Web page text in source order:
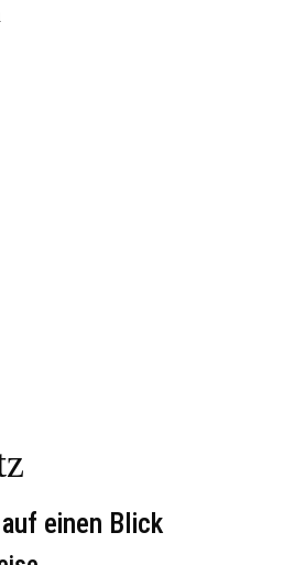
einen Blick